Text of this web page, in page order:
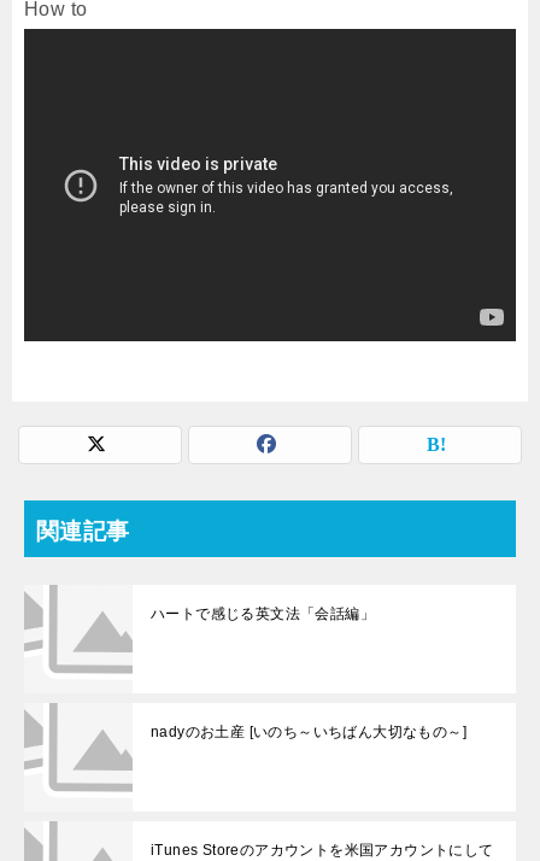
How to
関連記事
ハートで感じる英文法「会話編」
nadyのお土産 [いのち～いちばん大切なもの～]
iTunes Storeのアカウントを米国アカウントにして